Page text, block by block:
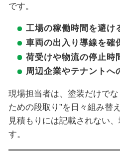
です。
工場の稼働時間を避け
車両の出入り導線を確
荷受けや物流の停止時
周辺企業やテナントへ
現場担当者は、塗装だけで
ための段取り”を日々組み替
見積もりには記載されない
す。